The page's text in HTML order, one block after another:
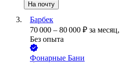
На почту
Барбек
70 000 – 80 000 ₽ за месяц,
Без опыта
Фонарные Бани